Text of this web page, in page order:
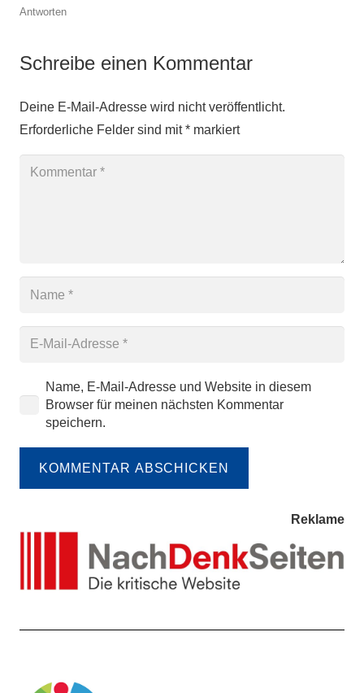
Antworten
Schreibe einen Kommentar
Deine E-Mail-Adresse wird nicht veröffentlicht.
Erforderliche Felder sind mit* markiert
Name, E-Mail-Adresse und Website in diesem
Browser für meinen nächsten Kommentar
speichern.
KOMMENTAR ABSCHICKEN
Reklame